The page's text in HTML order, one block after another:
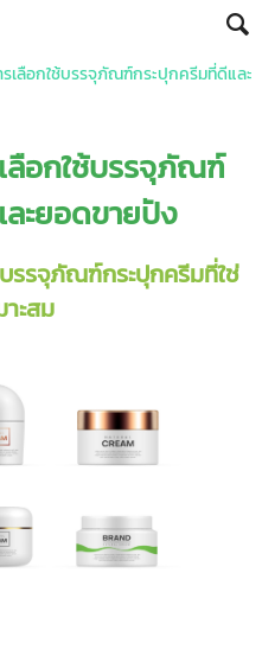
รเลือกใช้บรรจุภัณฑ์กระปุกครีมที่ดีและ
ลือกใช้บรรจุภัณฑ์
ะยอดขายปัง
บรรจุภัณฑ์กระปุกครีมที่ใช่
าะสม